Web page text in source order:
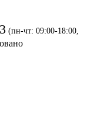
(пн-чт: 09:00-18:00,